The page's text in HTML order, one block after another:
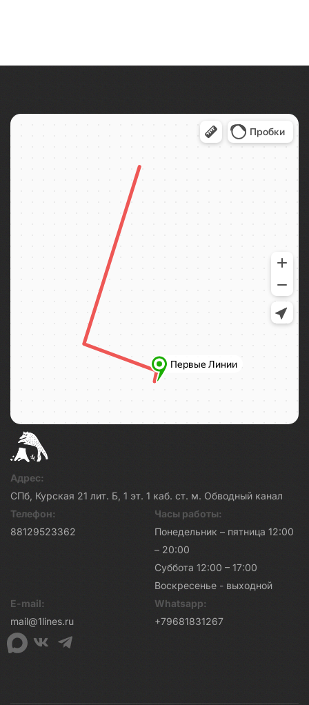
Адрес:
СПб, Курская 21 лит. Б, 1 эт. 1 каб. ст. м. Обводный канал
Телефон:
88129523362
Часы работы:
Понедельник – пятница 12:00
– 20:00
Суббота 12:00 – 17:00
Воскресенье - выходной
E-mail:
mail@1lines.ru
Whatsapp:
+79681831267